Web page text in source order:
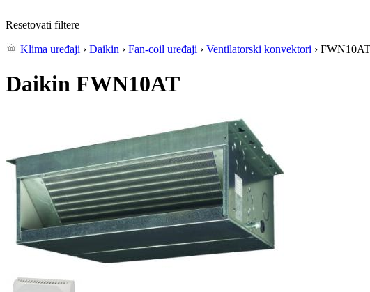
Resetovati filtere
Klima uređaji › Daikin › Fan-coil uređaji › Ventilatorski konvektori › FWN10AT
Daikin FWN10AT